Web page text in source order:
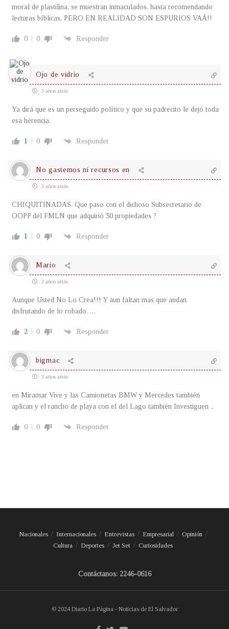
moral de plastilina, se muestran inmaculados, hasta recomendando
lecturas bíblicas, PERO EN REALIDAD SON ESPURIOS VAÁ!!
0 0 Responder
Ojo de vidrio
3 años atrás
Ya dirá que es un perseguido político y que su padrecito le dejó toda
esa herencia.
1 0 Responder
No gastemos ni recursos en
3 años atrás
CHIQUITINADAS. Que paso con el dichoso Subsecretario de
OOPP del FMLN que adquirió 50 propiedades ?
1 0 Responder
Mario
3 años atrás
Aunque Usted No Lo Crea!!! Y aun faltan mas que andan
disfrutando de lo robado….
2 0 Responder
bigmac
3 años atrás
en Miramar Vive y las Camionetas BMW y Mercedes también
aplican y el rancho de playa con el del Lago también Investiguen ..
0 0 Responder
Nacionales Internacionales Entrevistas Empresarial
Opinión
Cultura
Deportes Jet Set Curiosidades
Contáctanos: 2246-0616
© 2024 Diario La Página - Noticias de El Salvador